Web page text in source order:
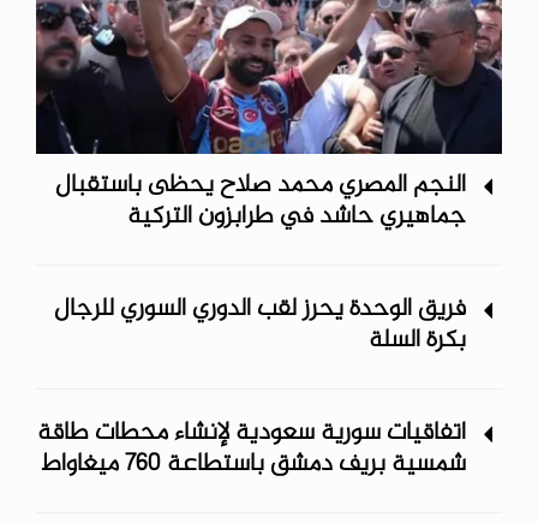
النجم المصري محمد صلاح يحظى باستقبال
جماهيري حاشد في طرابزون التركية
فريق الوحدة يحرز لقب الدوري السوري للرجال
بكرة السلة
اتفاقيات سورية سعودية لإنشاء محطات طاقة
شمسية ‏بريف دمشق باستطاعة 760 ميغاواط